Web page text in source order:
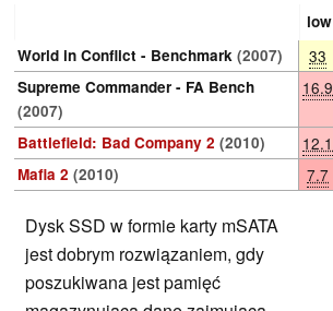
low
World in Conflict - Benchmark (2007) 33
Supreme Commander - FA Bench
(2007)
16.9
Battlefield: Bad Company 2 (2010) 12.1
Mafia 2 (2010) 7.7
Dysk SSD w formie karty mSATA
jest dobrym rozwiązaniem, gdy
poszukiwana jest pamięć